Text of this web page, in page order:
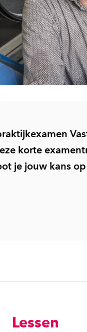
korte
je jouw kans
Lessen